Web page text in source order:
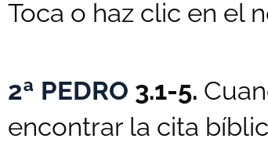
Toca o haz clic en el
2ª PEDRO 3.1-5.
encontrar la cita